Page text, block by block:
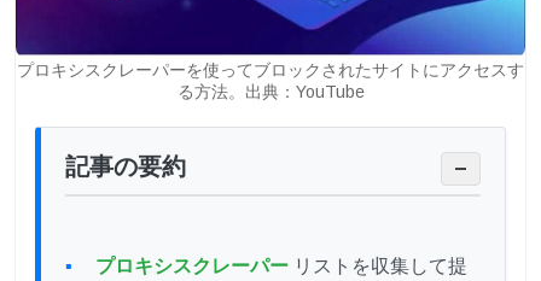
プロキシスクレーパーを使ってブロックされたサイトにアクセスす
る方法。出典：YouTube
記事の要約 −
プロキシスクレーパー リストを収集して提